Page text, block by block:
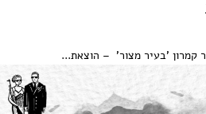
קמרון 'בעיר מצור' – הוצאת...